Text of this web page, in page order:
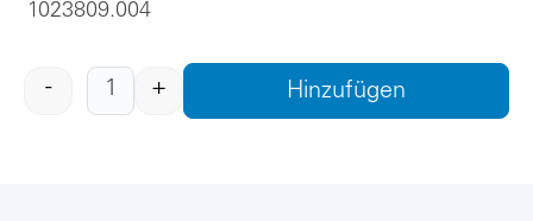
1023809.004
- + Hinzufügen